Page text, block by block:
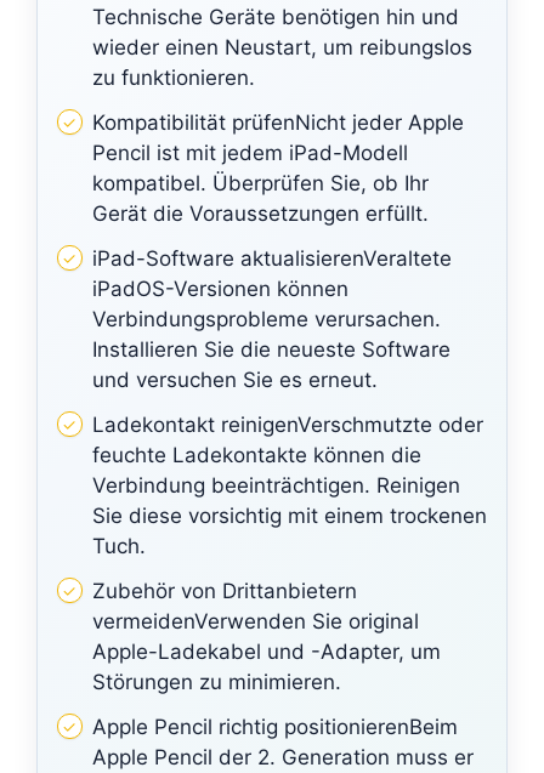
Technische Geräte benötigen hin und
wieder einen Neustart, um reibungslos
zu funktionieren.
Kompatibilität prüfenNicht jeder Apple
Pencil ist mit jedem iPad-Modell
kompatibel. Überprüfen Sie, ob Ihr
Gerät die Voraussetzungen erfüllt.
iPad-Software aktualisierenVeraltete
iPadOS-Versionen können
Verbindungsprobleme verursachen.
Installieren Sie die neueste Software
und versuchen Sie es erneut.
Ladekontakt reinigenVerschmutzte oder
feuchte Ladekontakte können die
Verbindung beeinträchtigen. Reinigen
Sie diese vorsichtig mit einem trockenen
Tuch.
Zubehör von Drittanbietern
vermeidenVerwenden Sie original
Apple-Ladekabel und -Adapter, um
Störungen zu minimieren.
Apple Pencil richtig positionierenBeim
Apple Pencil der 2. Generation muss er